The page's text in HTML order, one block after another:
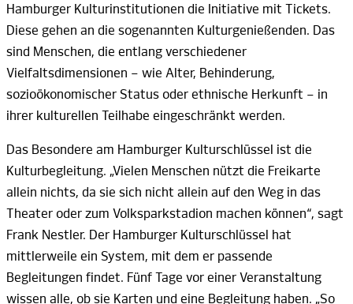
Hamburger Kulturinstitutionen die Initiative mit Tickets.
Diese gehen an die sogenannten Kulturgenießenden. Das
sind Menschen, die entlang verschiedener
Vielfaltsdimensionen – wie Alter, Behinderung,
sozioökonomischer Status oder ethnische Herkunft – in
ihrer kulturellen Teilhabe eingeschränkt werden.
Das Besondere am Hamburger Kulturschlüssel ist die
Kulturbegleitung. „Vielen Menschen nützt die Freikarte
allein nichts, da sie sich nicht allein auf den Weg in das
Theater oder zum Volksparkstadion machen können“, sagt
Frank Nestler. Der Hamburger Kulturschlüssel hat
mittlerweile ein System, mit dem er passende
Begleitungen findet. Fünf Tage vor einer Veranstaltung
wissen alle, ob sie Karten und eine Begleitung haben. „So